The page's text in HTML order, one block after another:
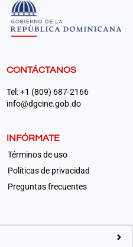
CONTÁCTANOS
Tel: +1 (809) 687-2166
info@dgcine.gob.do
INFÓRMATE
Términos de uso
Políticas de privacidad
Preguntas frecuentes